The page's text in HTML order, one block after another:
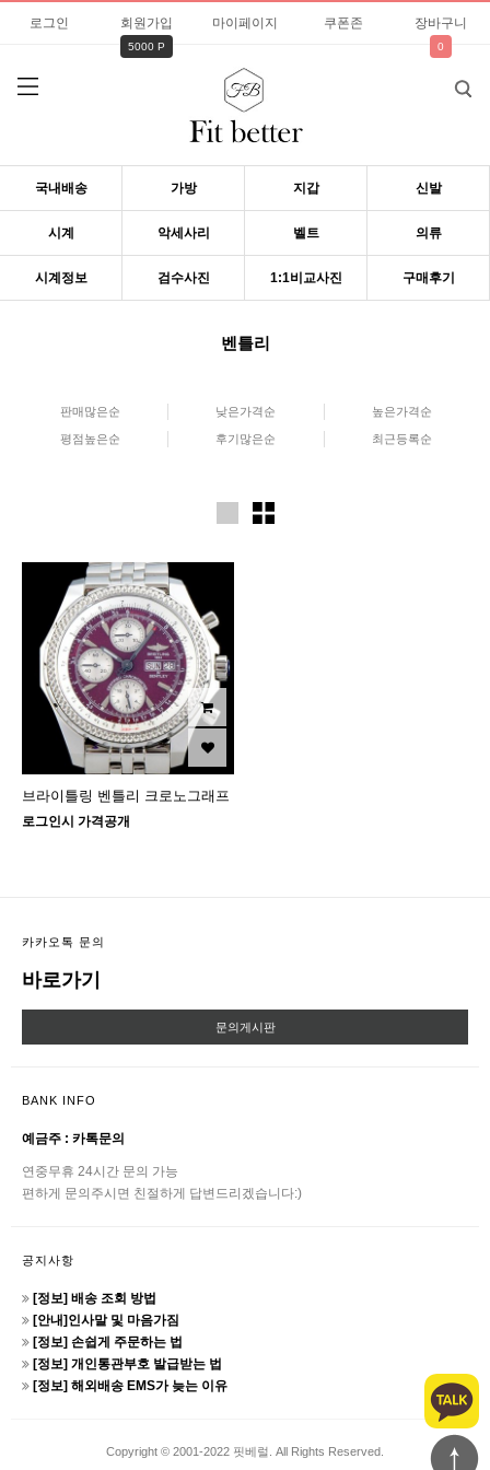
로그인 회원가입
5000 P
마이페이지 쿠폰존 장바구니
0
국내배송 가방 지갑 신발
시계 악세사리 벨트 의류
시계정보 검수사진 1:1비교사진 구매후기
벤틀리
판매많은순 낮은가격순 높은가격순
평점높은순 후기많은순 최근등록순
브라이틀링 벤틀리 크로노그래프
로그인시 가격공개
카카오톡 문의
바로가기
문의게시판
BANK INFO
예금주 : 카톡문의
연중무휴 24시간 문의 가능
편하게 문의주시면 친절하게 답변드리겠습니다:)
공지사항
[정보] 배송 조회 방법
[안내]인사말 및 마음가짐
[정보] 손쉽게 주문하는 법
[정보] 개인통관부호 발급받는 법
[정보] 해외배송 EMS가 늦는 이유
Copyright © 2001-2022 핏베럴. All Rights Reserved.